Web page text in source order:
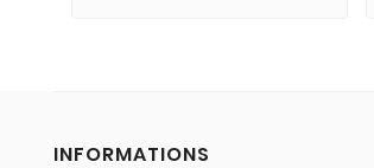
INFORMATIONS